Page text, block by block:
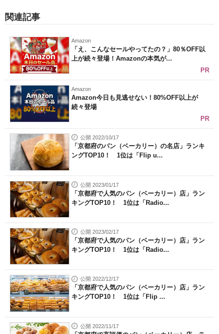
関連記事
Amazon
「え、こんなセールやってたの？」80％OFF以
上が続々登場！Amazonの本気が...
PR
Amazon
Amazon今日も見逃せない！80%OFF以上が
続々登場
PR
公開 2022/10/17
「京都府のパン（ベーカリー）の名店」ランキ
ングTOP10！ 1位は「Flip u...
公開 2023/01/17
「京都府で人気のパン（ベーカリー）店」ラン
キングTOP10！ 1位は「Radio...
公開 2023/02/17
「京都府で人気のパン（ベーカリー）店」ラン
キングTOP10！ 1位は「Radio...
公開 2022/12/17
「京都府で人気のパン（ベーカリー）店」ラン
キングTOP10！ 1位は「Flip ...
公開 2022/11/17